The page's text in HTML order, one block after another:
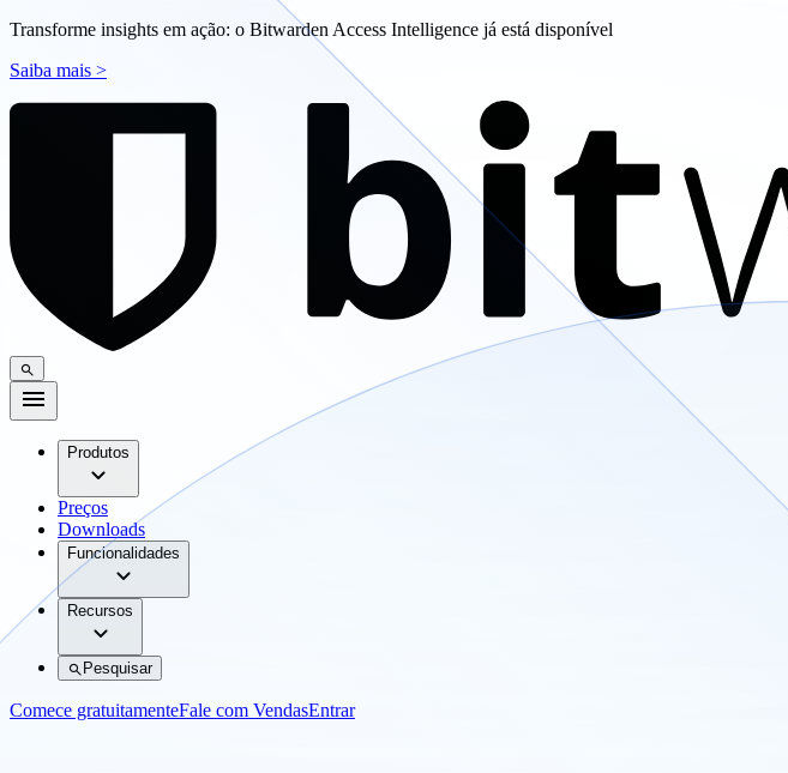
Transforme insights em ação: o Bitwarden Access Intelligence já está disponível
Saiba mais >
Produtos
Preços
Downloads
Funcionalidades
Recursos
Pesquisar
Comece gratuitamenteFale com VendasEntrar